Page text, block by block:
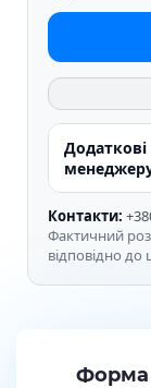
Контакти:
Фактичний
відповідно до
Форма